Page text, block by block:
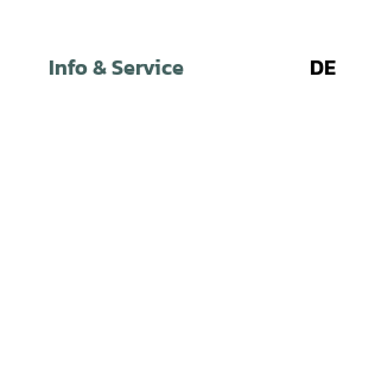
Info & Service DE